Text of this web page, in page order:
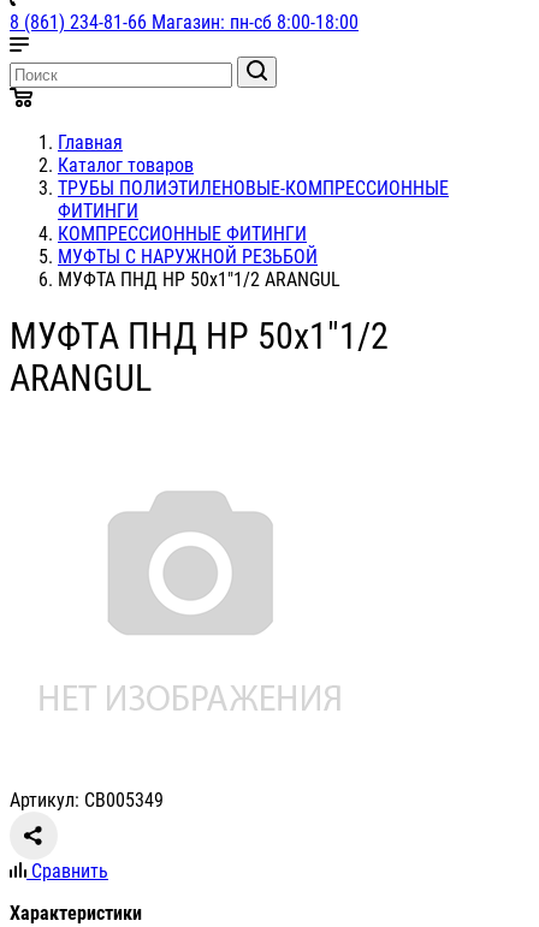
8 (861) 234-81-66 Магазин: пн-сб 8:00-18:00
Главная
Каталог товаров
ТРУБЫ ПОЛИЭТИЛЕНОВЫЕ-КОМПРЕССИОННЫЕ
ФИТИНГИ
КОМПРЕССИОННЫЕ ФИТИНГИ
МУФТЫ С НАРУЖНОЙ РЕЗЬБОЙ
МУФТА ПНД НР 50х1"1/2 ARANGUL
МУФТА ПНД НР 50х1"1/2
ARANGUL
Артикул: СВ005349
Сравнить
Характеристики